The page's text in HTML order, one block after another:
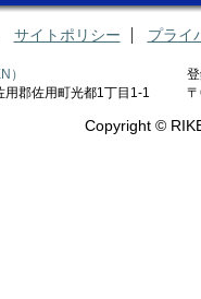
サイトポリシー プライ
）
郡佐用町光都1丁目1-1
Copyright ©